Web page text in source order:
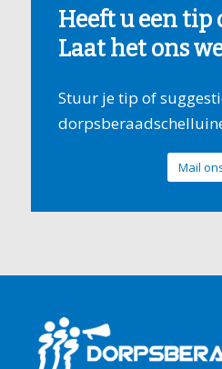
Heeft u een tip
Laat het ons
Stuur je tip of
Mail